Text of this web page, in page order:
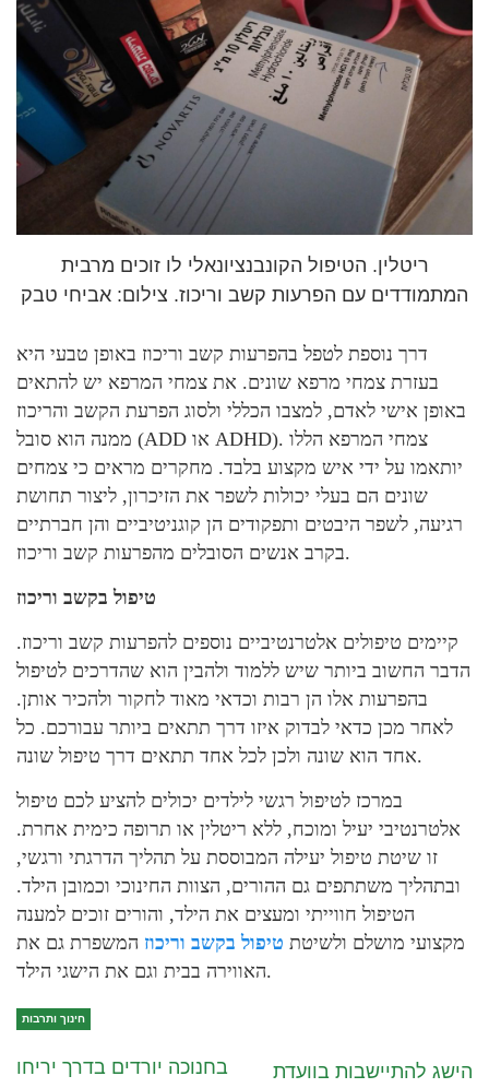
ריטלין. הטיפול הקונבנציונאלי לו זוכים מרבית
המתמודדים עם הפרעות קשב וריכוז. צילום: אביחי טבק
דרך נוספת לטפל בהפרעות קשב וריכוז באופן טבעי היא
בעזרת צמחי מרפא שונים. את צמחי המרפא יש להתאים
באופן אישי לאדם, למצבו הכללי ולסוג הפרעת הקשב והריכוז
ממנה הוא סובל (ADD או ADHD). צמחי המרפא הללו
יותאמו על ידי איש מקצוע בלבד. מחקרים מראים כי צמחים
שונים הם בעלי יכולות לשפר את הזיכרון, ליצור תחושת
רגיעה, לשפר היבטים ותפקודים הן קוגניטיביים והן חברתיים
בקרב אנשים הסובלים מהפרעות קשב וריכוז.
טיפול בקשב וריכוז
קיימים טיפולים אלטרנטיביים נוספים להפרעות קשב וריכוז.
הדבר החשוב ביותר שיש ללמוד ולהבין הוא שהדרכים לטיפול
בהפרעות אלו הן רבות וכדאי מאוד לחקור ולהכיר אותן.
לאחר מכן כדאי לבדוק איזו דרך תתאים ביותר עבורכם. כל
אחד הוא שונה ולכן לכל אחד תתאים דרך טיפול שונה.
במרכז לטיפול רגשי לילדים יכולים להציע לכם טיפול
אלטרנטיבי יעיל ומוכח, ללא ריטלין או תרופה כימית אחרת.
זו שיטת טיפול יעילה המבוססת על תהליך הדרגתי ורגשי,
ובתהליך משתתפים גם ההורים, הצוות החינוכי וכמובן הילד.
הטיפול חווייתי ומעצים את הילד, והורים זוכים למענה
מקצועי מושלם ולשיטת טיפול בקשב וריכוז המשפרת גם את
האווירה בבית וגם את הישגי הילד.
חינוך ותרבות
בחנוכה יורדים בדרך יריחו
הישג להתיישבות בוועדת